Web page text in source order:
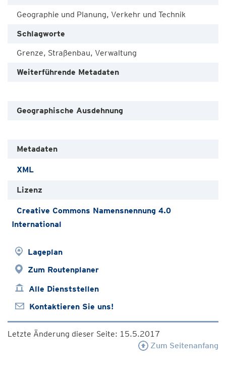
Geographie und Planung, Verkehr und Technik
Schlagworte
Grenze, Straßenbau, Verwaltung
Weiterführende Metadaten
Geographische Ausdehnung
Metadaten
XML
Lizenz
Creative Commons Namensnennung 4.0
International
Lageplan
Zum Routenplaner
Alle Dienststellen
Kontaktieren Sie uns!
Letzte Änderung dieser Seite: 15.5.2017
Zum Seitenanfang